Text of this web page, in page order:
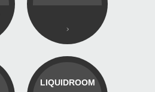
LIQUIDROOM